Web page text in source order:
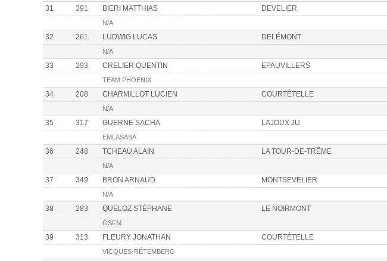
31 391 BIERI MATTHIAS DEVELIER
N/A
32 261 LUDWIG LUCAS DELÉMONT
N/A
33 293 CRELIER QUENTIN EPAUVILLERS
TEAM PHOENIX
34 208 CHARMILLOT LUCIEN COURTÉTELLE
N/A
35 317 GUERNE SACHA LAJOUX JU
EMLASASA
36 248 TCHEAU ALAIN LA TOUR-DE-TRÊME
N/A
37 349 BRON ARNAUD MONTSEVELIER
N/A
38 283 QUELOZ STÉPHANE LE NOIRMONT
GSFM
39 313 FLEURY JONATHAN COURTÉTELLE
VICQUES-RÉTEMBERG